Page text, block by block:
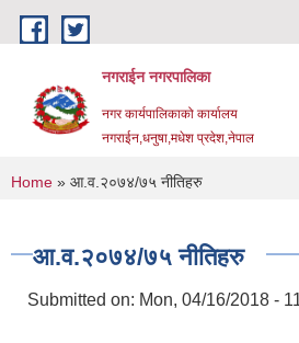
Skip to main content
नगराईन नगरपालिका
नगर कार्यपालिकाको कार्यालय
नगराईन,धनुषा,मधेश प्रदेश,नेपाल
You are here
Home » आ.व.२०७४/७५ नीतिहरु
आ.व.२०७४/७५ नीतिहरु
Submitted on: Mon, 04/16/2018 -